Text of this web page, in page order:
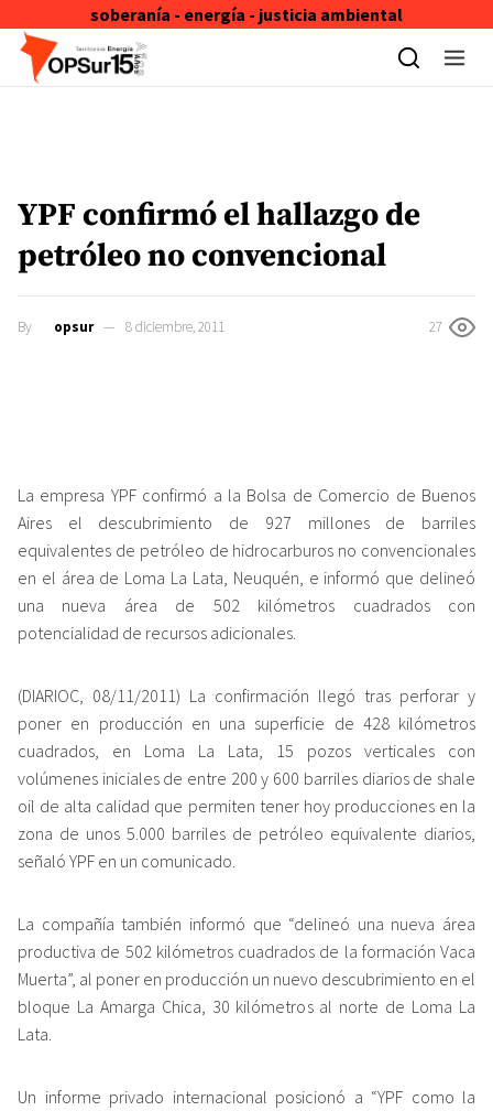
soberanía - energía - justicia ambiental
Skip to content
YPF confirmó el hallazgo de
petróleo no convencional
By opsur 8 diciembre, 2011 27
La empresa YPF confirmó a la Bolsa de Comercio de Buenos
Aires el descubrimiento de 927 millones de barriles
equivalentes de petróleo de hidrocarburos no convencionales
en el área de Loma La Lata, Neuquén, e informó que delineó
una nueva área de 502 kilómetros cuadrados con
potencialidad de recursos adicionales.
(DIARIOC, 08/11/2011) La confirmación llegó tras perforar y
poner en producción en una superficie de 428 kilómetros
cuadrados, en Loma La Lata, 15 pozos verticales con
volúmenes iniciales de entre 200 y 600 barriles diarios de shale
oil de alta calidad que permiten tener hoy producciones en la
zona de unos 5.000 barriles de petróleo equivalente diarios,
señaló YPF en un comunicado.
La compañía también informó que “delineó una nueva área
productiva de 502 kilómetros cuadrados de la formación Vaca
Muerta”, al poner en producción un nuevo descubrimiento en el
bloque La Amarga Chica, 30 kilómetros al norte de Loma La
Lata.
Un informe privado internacional posicionó a “YPF como la